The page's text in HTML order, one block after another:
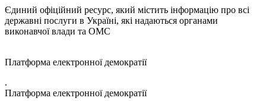
Єдиний офіційний ресурс, який містить інформацію про всі
державні послуги в Україні, які надаються органами
виконавчої влади та ОМС
Платформа електронної демократії
.
Платформа електронної демократії